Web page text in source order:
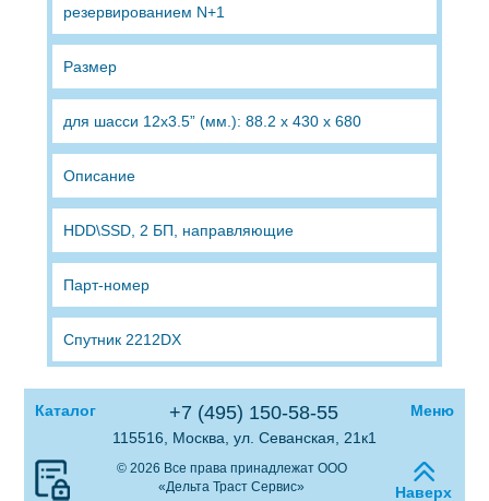
резервированием N+1
Размер
для шасси 12x3.5” (мм.): 88.2 x 430 x 680
Описание
HDD\SSD, 2 БП, направляющие
Парт-номер
Спутник 2212DX
Каталог +7 (495) 150-58-55
Меню
115516, Москва, ул. Севанская, 21к1
© 2026 Все права принадлежат ООО
«Дельта Траст Сервис»
Наверх